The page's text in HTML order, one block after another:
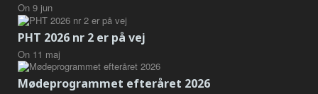
On 9 jun
PHT 2026 nr 2 er på vej
On 11 maj
Mødeprogrammet efteråret 2026